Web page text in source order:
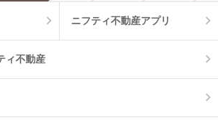
オートロック
ニフティ不動産アプリ
ィ不動産